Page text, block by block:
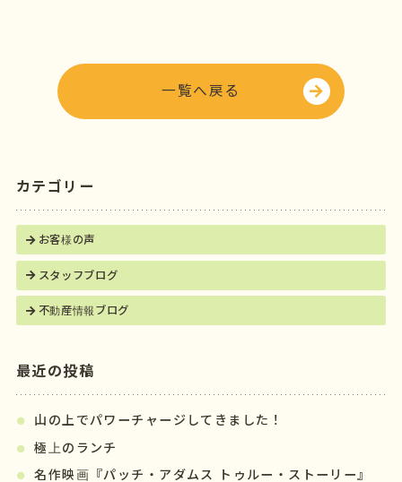
o
k
r
一覧へ戻る
カテゴリー
お客様の声
スタッフブログ
不動産情報ブログ
最近の投稿
山の上でパワーチャージしてきました！
極上のランチ
名作映画『パッチ・アダムス トゥルー・ストーリー』